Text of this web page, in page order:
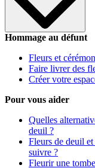
Hommage au défunt
Fleurs et
Faire livrer des
Créer votre
Pour vous aider
Quelles
deuil ?
Fleurs de deuil
suivre ?
Fleurir une